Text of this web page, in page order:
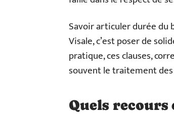
Savoir articuler durée du
Visale, c’est poser de
pratique, ces clauses,
souvent le traitement
Quels recours